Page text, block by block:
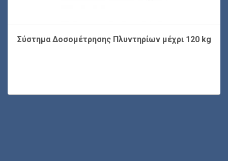
Σύστημα Δοσομέτρησης Πλυντηρίων μέχρι 120 kg